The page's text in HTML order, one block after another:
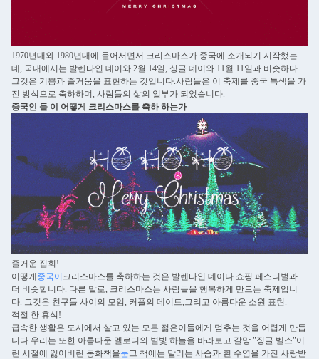
1970년대와 1980년대에 들어서면서 크리스마스가 중국에 소개되기 시작했는
데, 국내에서는 발렌타인 데이와 2월 14일, 싱글 데이와 11월 11일과 비슷하다.
그것은 기쁨과 즐거움을 표현하는 것입니다.사람들은 이 축제를 중국 특색을 가
진 방식으로 축하하며, 사람들의 삶의 일부가 되었습니다.
중국인 들 이 어떻게 크리스마스를 축하 하는가
즐거운 집회!
어떻게 중국어 크리스마스를 축하하는 것은 발렌타인 데이나 쇼핑 페스티벌과
더 비슷합니다. 다른 말로, 크리스마스는 사람들을 행복하게 만드는 축제입니
다. 그것은 친구들 사이의 모임, 커플의 데이트,그리고 아름다운 소원 표현.
적절 한 휴식!
급속한 생활은 도시에서 살고 있는 모든 젊은이들에게 멈추는 것을 어렵게 만듭
니다.우리는 또한 아름다운 멜로디의 별빛 하늘을 바라보고 갈망 "징글 벨스"어
린 시절에 잃어버린 동화책을눈그 책에는 달리는 사슴과 흰 수염을 가진 사랑받